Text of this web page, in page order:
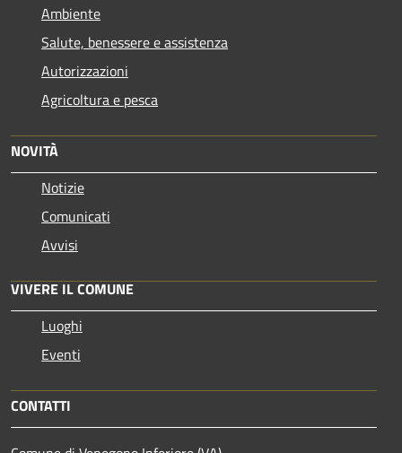
Ambiente
Salute, benessere e assistenza
Autorizzazioni
Agricoltura e pesca
NOVITÀ
Notizie
Comunicati
Avvisi
VIVERE IL COMUNE
Luoghi
Eventi
CONTATTI